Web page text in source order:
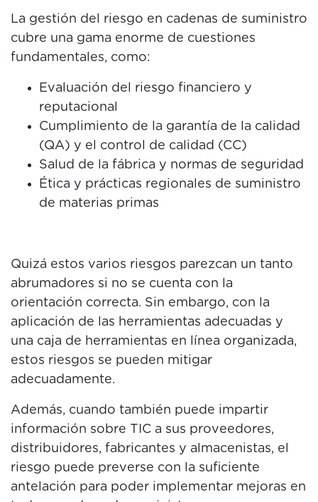
La gestión del riesgo en cadenas de suministro
cubre una gama enorme de cuestiones
fundamentales, como:
Evaluación del riesgo financiero y
reputacional
Cumplimiento de la garantía de la calidad
(QA) y el control de calidad (CC)
Salud de la fábrica y normas de seguridad
Ética y prácticas regionales de suministro
de materias primas
Quizá estos varios riesgos parezcan un tanto
abrumadores si no se cuenta con la
orientación correcta. Sin embargo, con la
aplicación de las herramientas adecuadas y
una caja de herramientas en línea organizada,
estos riesgos se pueden mitigar
adecuadamente.
Además, cuando también puede impartir
información sobre TIC a sus proveedores,
distribuidores, fabricantes y almacenistas, el
riesgo puede preverse con la suficiente
antelación para poder implementar mejoras en